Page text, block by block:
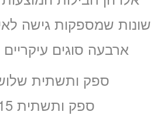
שונות שמספקות גישה
ארבעה סוגים
ספק ותשתית
ספק ותשתית 15 מגה.